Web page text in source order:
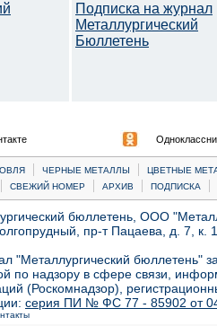
Подписка на журнал
Металлургический
Бюллетень
| ЧЕРНЫЕ МЕТАЛЛЫ |
ЦВЕТНЫЕ
| СВЕЖИЙ НОМЕР | АРХИВ | ПОДПИСКА |
бюллетень, ООО
пр-т Пацаева, д. 7,
"Металлургический бюллетень"
по надзору в сфере связи,
(Роскомнадзор),
серия ПИ № ФС 77 - 85902 от 04